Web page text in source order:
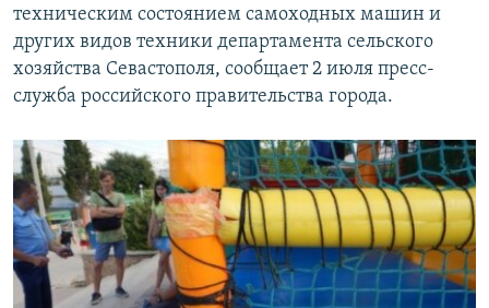
техническим состоянием самоходных машин и
других видов техники департамента сельского
хозяйства Севастополя, сообщает 2 июля пресс-
служба российского правительства города.